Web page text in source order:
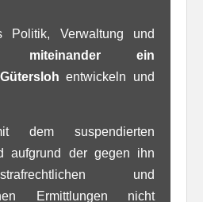
Politik, Verwaltung und
miteinander ein
entwickeln und
dem suspendierten
aufgrund der gegen ihn
und
Ermittlungen nicht